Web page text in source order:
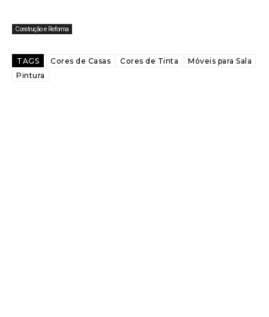
Construção e Reforma
TAGS Cores de Casas Cores de Tinta
Móveis para Sala
Pintura